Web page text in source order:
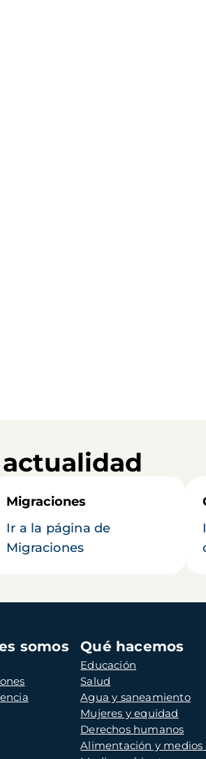
Migraciones
Ir a la página de
Migraciones
somos Qué hacemos
Educación
Salud
Agua y saneamiento
Mujeres y equidad
Derechos humanos
Alimentación y medios